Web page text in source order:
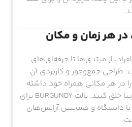
هر زمان و مکان
از مبتدی‌ها تا حرفه‌ای‌های
طراحی جمع‌وجور و کاربردی آن
در هر مکانی همراه خود داشته
باشید و آرایشی سریع و زیبا خلق کنید. پالت BURGUNDY برای
یا دانشگاه و همچنین آرایش‌های